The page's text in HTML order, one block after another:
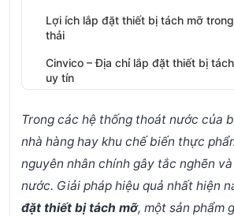
Lợi ích lắp đặt thiết bị tách mỡ
thải
Cinvico – Địa chỉ lắp đặt thiết bị
uy tín
Trong các hệ thống thoát nước của
nhà hàng hay khu chế biến thực
nguyên nhân chính gây tắc nghẽn
nước. Giải pháp hiệu quả nhất hiện
đặt thiết bị tách mỡ, một sản phẩm